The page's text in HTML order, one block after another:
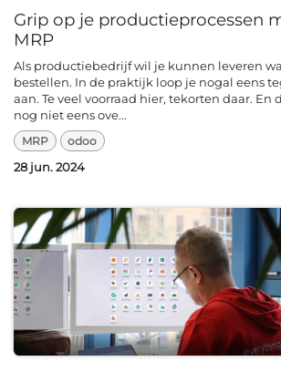
Grip op je productieprocessen
MRP
Als productiebedrijf wil je kunnen leveren
bestellen. In de praktijk loop je nogal eens
aan. Te veel voorraad hier, tekorten daar. En
nog niet eens ove...
MRP odoo
28 jun. 2024